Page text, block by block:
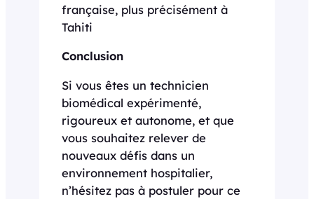
française, plus précisément à
Tahiti
Conclusion
Si vous êtes un technicien
biomédical expérimenté,
rigoureux et autonome, et que
vous souhaitez relever de
nouveaux défis dans un
environnement hospitalier,
n’hésitez pas à postuler pour ce